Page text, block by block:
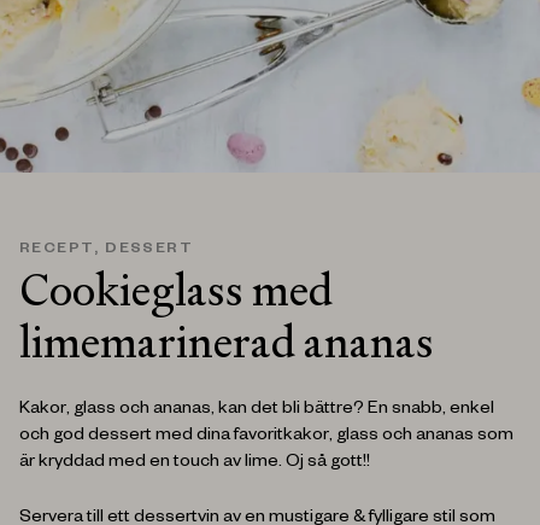
RECEPT , DESSERT
Cookieglass med
limemarinerad ananas
Kakor, glass och ananas, kan det bli bättre? En snabb, enkel
och god dessert med dina favoritkakor, glass och ananas som
är kryddad med en touch av lime. Oj så gott!!
Servera till ett dessertvin av en mustigare & fylligare stil som